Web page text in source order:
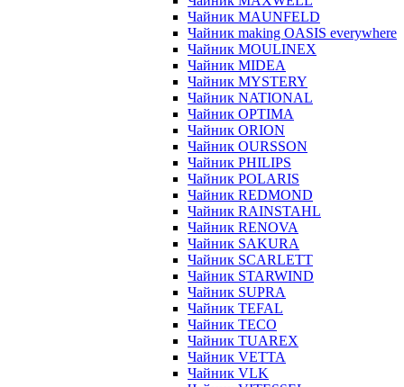
Чайник MAUNFELD
Чайник making OASIS everywhere
Чайник MOULINEX
Чайник MIDEA
Чайник MYSTERY
Чайник NATIONAL
Чайник OPTIMA
Чайник ORION
Чайник OURSSON
Чайник PHILIPS
Чайник POLARIS
Чайник REDMOND
Чайник RAINSTAHL
Чайник RENOVA
Чайник SAKURA
Чайник SCARLETT
Чайник STARWIND
Чайник SUPRA
Чайник TEFAL
Чайник TECO
Чайник TUAREX
Чайник VETTA
Чайник VLK